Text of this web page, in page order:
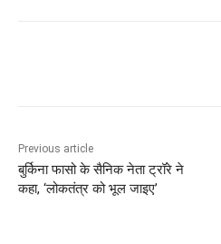
Previous article
बुर्किना फासो के सैनिक नेता ट्रॉरे ने
कहा, ‘लोकतंत्र को भूल जाइए’